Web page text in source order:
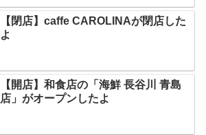
【閉店】caffe CAROLINAが閉店した
よ
【開店】和食店の「海鮮 長谷川 青島
店」がオープンしたよ